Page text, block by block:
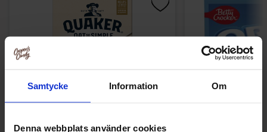
Samtycke Information Om
Denna webbplats använder cookies